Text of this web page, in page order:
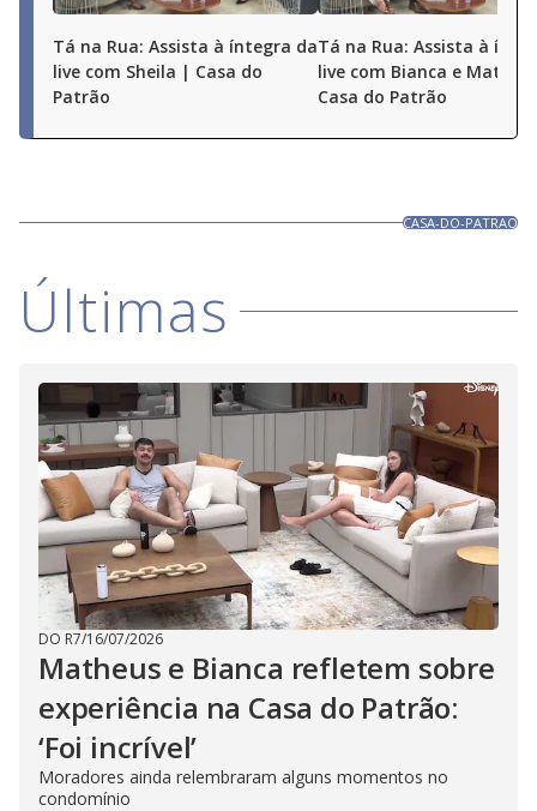
Tá na Rua: Assista à íntegra da
live com Sheila | Casa do
Patrão
Tá na Rua: Assista à
live com Bianca e
Casa do Patrão
CASA-DO-PATRAO
Últimas
DO R7/16/07/2026
Matheus e Bianca refletem sobre
experiência na Casa do Patrão:
‘Foi incrível’
Moradores ainda relembraram alguns momentos no
condomínio